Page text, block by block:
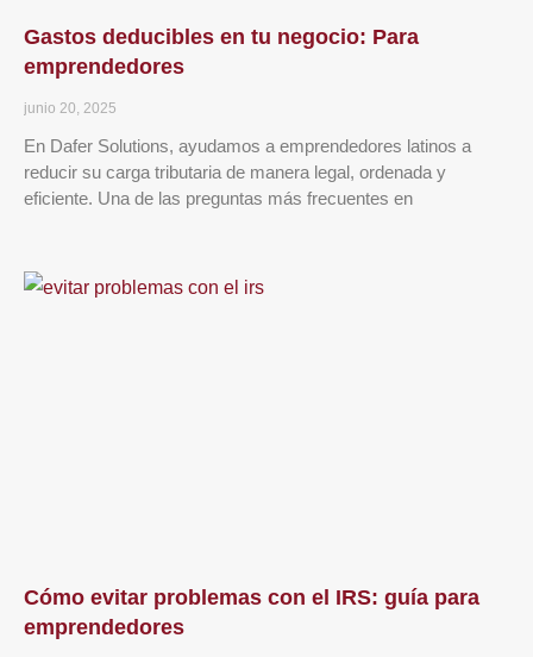
Gastos deducibles en tu negocio: Para
emprendedores
junio 20, 2025
En Dafer Solutions, ayudamos a emprendedores latinos a
reducir su carga tributaria de manera legal, ordenada y
eficiente. Una de las preguntas más frecuentes en
Cómo evitar problemas con el IRS: guía para
emprendedores